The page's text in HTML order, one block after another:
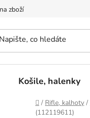
zboží
Košile, halenky
Domů
/ Rifle, kalhoty /
(112119611)